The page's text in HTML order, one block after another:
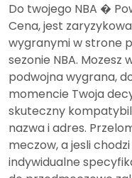
Do twojego NBA �
Cena, jest
wygranymi w strone
sezonie NBA.
podwojna wygrana,
momencie Twoja
skuteczny
nazwa i adres.
meczow, a jesli
indywidualne